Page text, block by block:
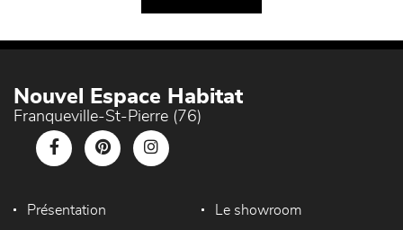
Nouvel Espace Habitat
Franqueville-St-Pierre (76)
Présentation Le showroom